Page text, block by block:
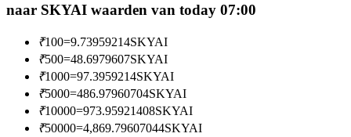
Informatie
Big data-analyse inclusief handelsinformatie, enz.
naar SKYAI waarden van today 07:00
₹100=9.73959214SKYAI
₹500=48.6979607SKYAI
₹1000=97.3959214SKYAI
₹5000=486.97960704SKYAI
₹10000=973.95921408SKYAI
₹50000=4,869.79607044SKYAI